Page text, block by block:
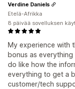
My experience with
bonus as
do like how the
everything to get a
customer/tech
Verdine Daniels
Etelä-Afrikka
8 päivää sovelluksen